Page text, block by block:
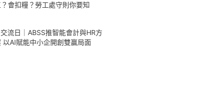
？會扣糧？勞工處守則你要知
流日｜ABSS推智能會計與HR方
以AI賦能中小企開創雙贏局面